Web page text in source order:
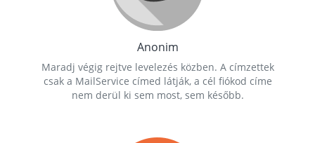
Anonim
Maradj végig rejtve levelezés közben. A címzettek
csak a MailService címed látják, a cél fiókod címe
nem derül ki sem most, sem később.